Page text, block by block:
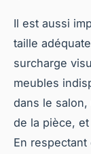
Il est aussi
taille
surcharge
meubles
dans le salon,
de la pièce,
En